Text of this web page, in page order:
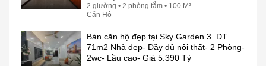
2 giường • 2 phòng tắm • 100 M²
Căn Hộ
Bán căn hộ đẹp tại Sky Garden 3. DT
71m2 Nhà đẹp- Đầy đủ nội thất- 2 Phòng-
2wc- Lầu cao- Giá 5.390 Tỷ